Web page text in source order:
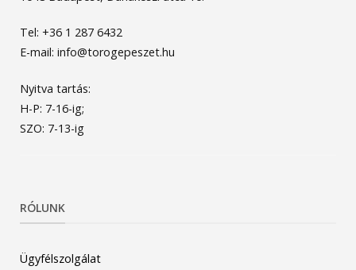
Tel: +36 1 287 6432
E-mail: info@torogepeszet.hu
Nyitva tartás:
H-P: 7-16-ig;
SZO: 7-13-ig
RÓLUNK
Ügyfélszolgálat